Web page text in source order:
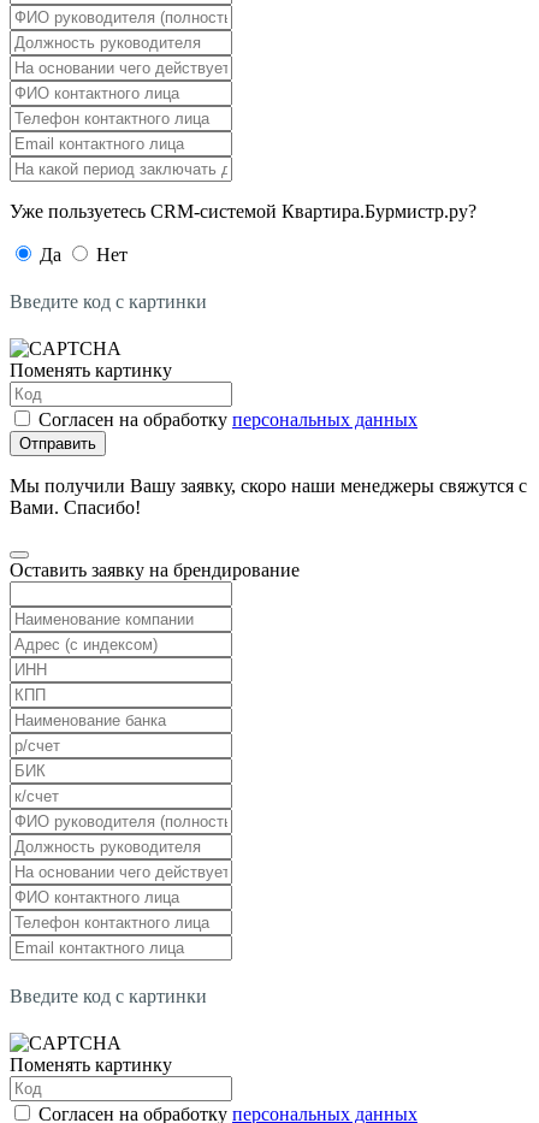
Уже пользуетесь CRM-системой Квартира.Бурмистр.ру?
Да Нет
Введите код с картинки
Поменять картинку
Согласен на обработку персональных данных
Отправить
Мы получили Вашу заявку, скоро наши менеджеры свяжутся с
Вами. Спасибо!
Оставить заявку на брендирование
Введите код с картинки
Поменять картинку
Согласен на обработку персональных данных